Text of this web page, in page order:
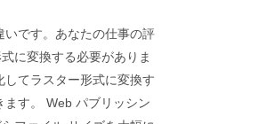
です。あなたの仕事の評
に変換する必要がありま
てラスター形式に変換す
す。 Web パブリッシン